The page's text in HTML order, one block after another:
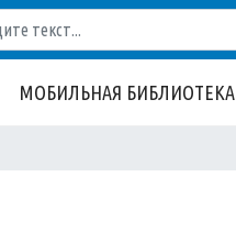
МОБИЛЬНАЯ БИБЛИОТЕКА